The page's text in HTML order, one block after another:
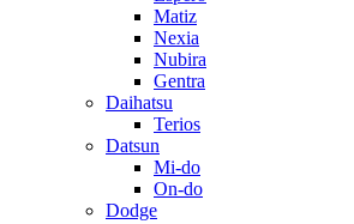
Matiz
Nexia
Nubira
Gentra
Daihatsu
Terios
Datsun
Mi-do
On-do
Dodge